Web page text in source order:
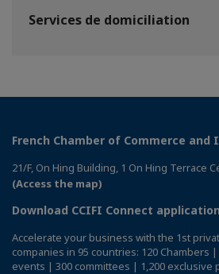
Services de domiciliation
French Chamber of Commerce and
21/F, On Hing Building, 1 On Hing Terrace
(Access the map)
Download CCIFI Connect application
Accelerate your business with the 1st
companies in 95 countries: 120 Chambers
events | 300 committees | 1,200 exclusive